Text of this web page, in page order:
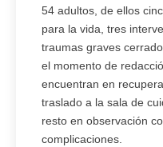
54 adultos, de ellos
para la vida, tres
traumas graves
el momento de
encuentran en
traslado a la sala de
resto en observación
complicaciones.